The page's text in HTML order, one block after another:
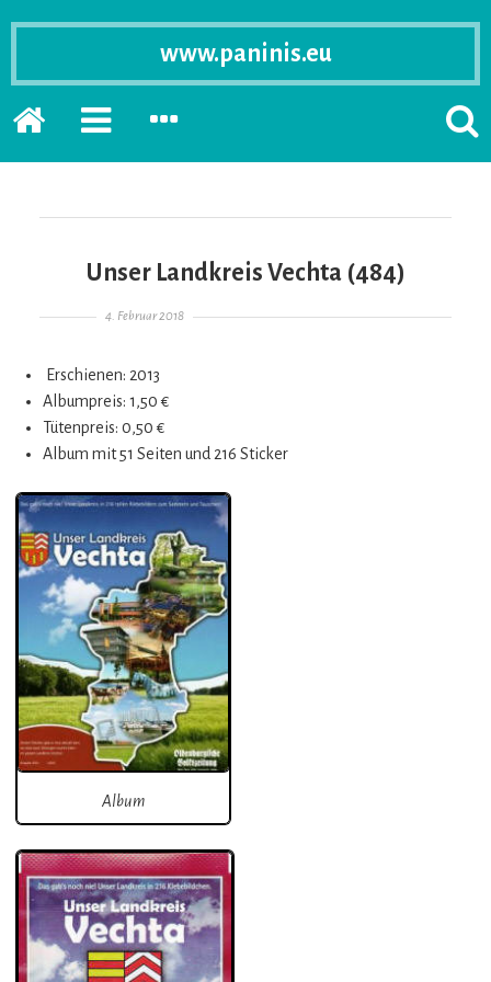
www.paninis.eu
Startseite
PRIMÄRE
ERWEITERN
SEKUNDÄRE
ERWEITERN
Unser Landkreis Vechta (484)
Gepostet am
4. Februar 2018
Erschienen: 2013
Albumpreis: 1,50 €
Tütenpreis: 0,50 €
Album mit 51 Seiten und 216 Sticker
Album